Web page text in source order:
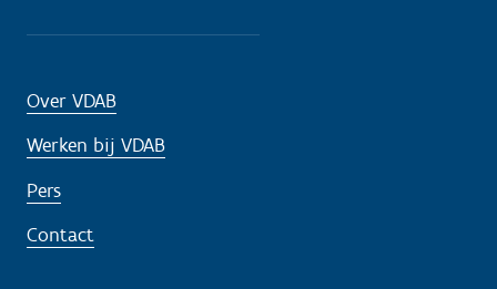
Over VDAB
Werken bij VDAB
Pers
Contact